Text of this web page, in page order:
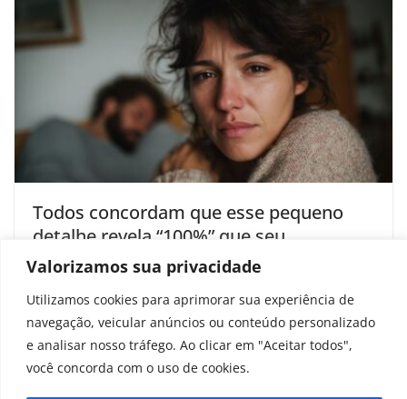
Valorizamos sua privacidade
Utilizamos cookies para aprimorar sua experiência de
navegação, veicular anúncios ou conteúdo personalizado
e analisar nosso tráfego. Ao clicar em "Aceitar todos",
você concorda com o uso de cookies.
Todos concordam que esse pequeno
detalhe revela “100%” que seu
parceiro(a) está planejando terminar
setembro 6, 2025